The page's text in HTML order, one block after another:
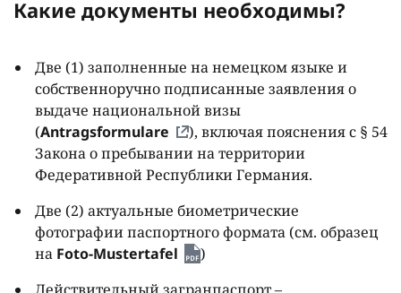
Какие документы необходимы?
Две (1) заполненные на немецком языке и
собственноручно подписанные заявления о
выдаче национальной визы
(Antragsformulare
), включая пояснения с § 54
Закона о пребывании на территории
Федеративной Республики Германия.
Две (2) актуальные биометрические
фотографии паспортного формата (см. образец
на Foto-Mustertafel
)